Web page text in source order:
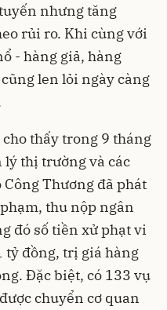
nhưng tăng
rủi ro. Khi cùng với
- hàng giả, hàng
len lỏi ngày càng
thấy trong 9 tháng
lý thị trường và các
Thương đã phát
thu nộp ngân
đó số tiền xử phạt vi
tỷ đồng, trị giá hàng
Đặc biệt, có 133 vụ
chuyển cơ quan